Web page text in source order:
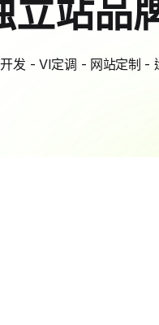
立站品
发 - VI定调 - 网站定制 -